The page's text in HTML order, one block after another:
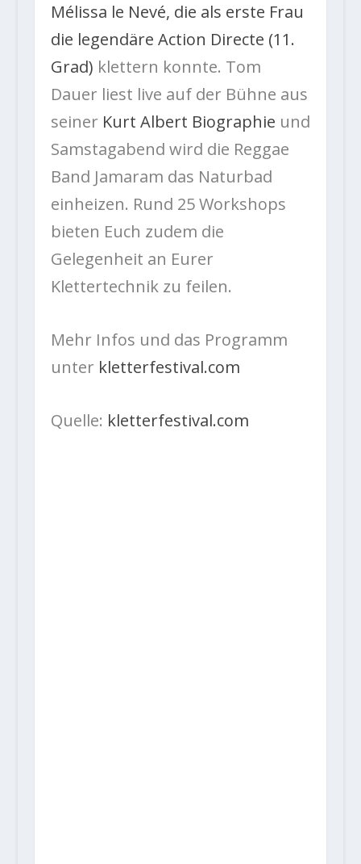
Mélissa le Nevé, die als erste Frau
die legendäre Action Directe (11.
Grad) klettern konnte. Tom
Dauer liest live auf der Bühne aus
seiner Kurt Albert Biographie und
Samstagabend wird die Reggae
Band Jamaram das Naturbad
einheizen. Rund 25 Workshops
bieten Euch zudem die
Gelegenheit an Eurer
Klettertechnik zu feilen.
Mehr Infos und das Programm
unter kletterfestival.com
Quelle: kletterfestival.com